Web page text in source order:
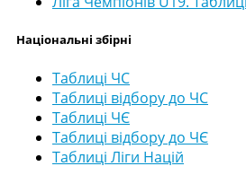
Національні збірні
Таблиці ЧС
Таблиці відбору до ЧС
Таблиці ЧЄ
Таблиці відбору до ЧЄ
Таблиці Ліги Націй